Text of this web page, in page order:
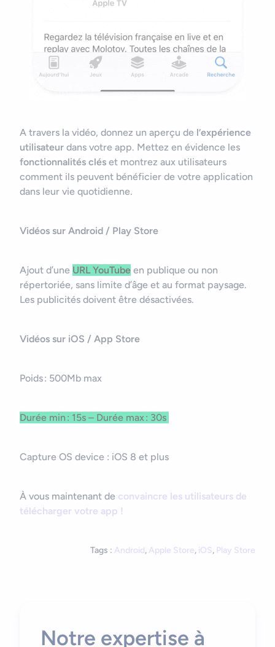
A travers la vidéo, donnez un aperçu de l’expérience
utilisateur dans votre app. Mettez en évidence les
fonctionnalités clés et montrez aux utilisateurs
comment ils peuvent bénéficier de votre application
dans leur vie quotidienne.
Vidéos sur Android / Play Store
Ajout d’une URL YouTube en publique ou non
répertoriée, sans limite d’âge et au format paysage.
Les publicités doivent être désactivées.
Vidéos sur iOS / App Store
Poids : 500Mb max
Durée min : 15s – Durée max : 30s
Capture OS device : iOS 8 et plus
À vous maintenant de convaincre les utilisateurs de
télécharger votre app !
Tags : Android, Apple Store, iOS, Play Store
Notre expertise à